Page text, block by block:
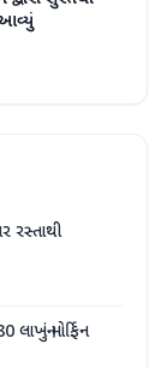
આવ્યું
રસ્તાથી
મોર્ફિન